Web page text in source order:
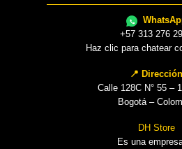
+57 313 276
Haz clic para chatear
📍 Dirección
Calle 128C N° 55 –
Bogotá –
DH Store
Es una